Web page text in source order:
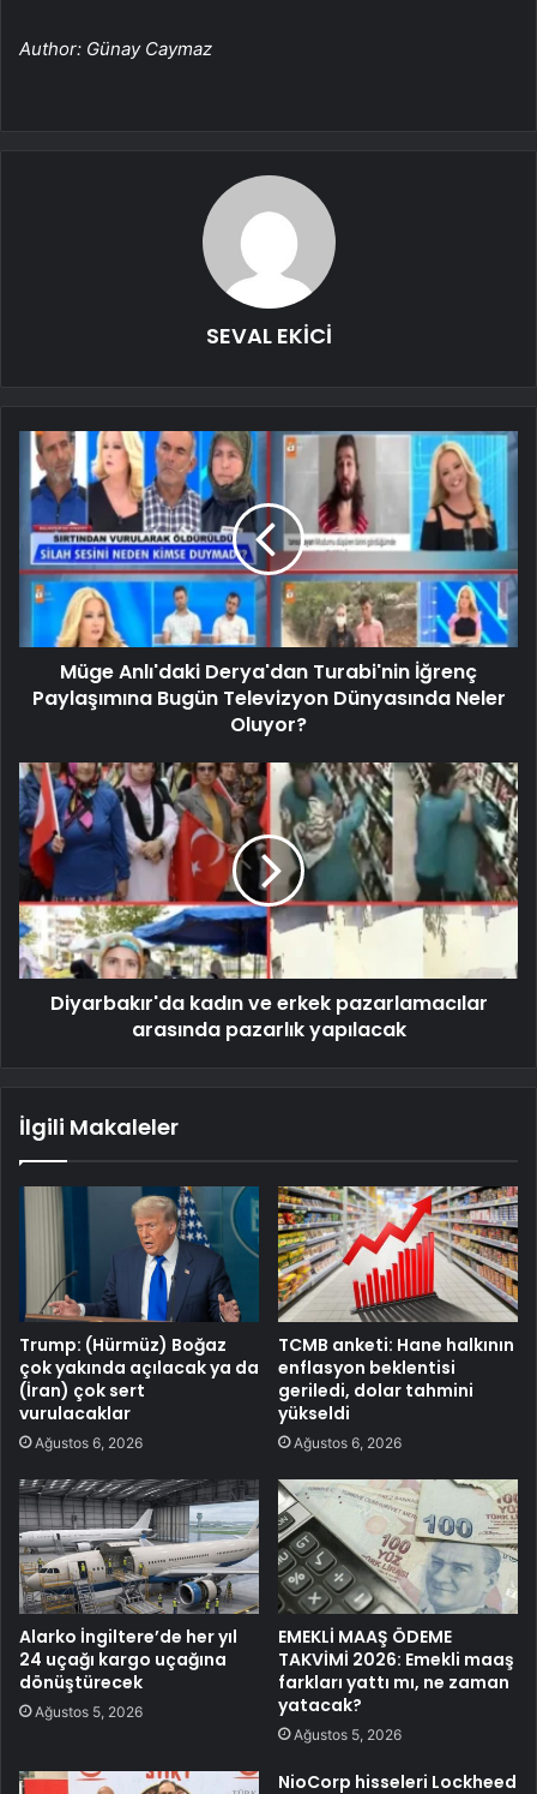
Author: Günay Caymaz
SEVAL EKİCİ
Müge Anlı'daki Derya'dan Turabi'nin İğrenç
Paylaşımına Bugün Televizyon Dünyasında Neler
Oluyor?
Diyarbakır'da kadın ve erkek pazarlamacılar
arasında pazarlık yapılacak
İlgili Makaleler
Trump: (Hürmüz) Boğaz
çok yakında açılacak ya da
(İran) çok sert
vurulacaklar
Ağustos 6, 2026
TCMB anketi: Hane halkının
enflasyon beklentisi
geriledi, dolar tahmini
yükseldi
Ağustos 6, 2026
Alarko İngiltere’de her yıl
24 uçağı kargo uçağına
dönüştürecek
Ağustos 5, 2026
EMEKLİ MAAŞ ÖDEME
TAKVİMİ 2026: Emekli maaş
farkları yattı mı, ne zaman
yatacak?
Ağustos 5, 2026
NioCorp hisseleri Lockheed